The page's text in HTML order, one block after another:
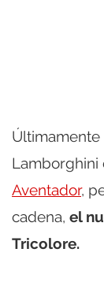
Últimamente
Lamborghini
Aventador,
cadena, el
Tricolore.